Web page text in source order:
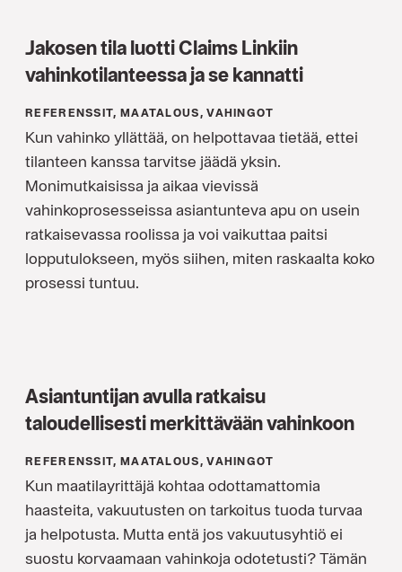
Jakosen tila luotti Claims Linkiin
vahinkotilanteessa ja se kannatti
REFERENSSIT, MAATALOUS, VAHINGOT
Kun vahinko yllättää, on helpottavaa tietää, ettei
tilanteen kanssa tarvitse jäädä yksin.
Monimutkaisissa ja aikaa vievissä
vahinkoprosesseissa asiantunteva apu on usein
ratkaisevassa roolissa ja voi vaikuttaa paitsi
lopputulokseen, myös siihen, miten raskaalta koko
prosessi tuntuu.
Asiantuntijan avulla ratkaisu
taloudellisesti merkittävään vahinkoon
REFERENSSIT, MAATALOUS, VAHINGOT
Kun maatilayrittäjä kohtaa odottamattomia
haasteita, vakuutusten on tarkoitus tuoda turvaa
ja helpotusta. Mutta entä jos vakuutusyhtiö ei
suostu korvaamaan vahinkoja odotetusti? Tämän